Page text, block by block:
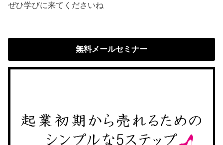
ぜひ学びに来てくださいね
無料メールセミナー